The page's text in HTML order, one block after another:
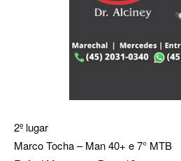
2º lugar
Marco Tocha – Man 40+ e 7° MTB